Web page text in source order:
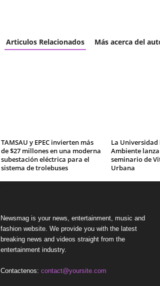
Articulos Relacionados Más acerca del
TAMSAU y EPEC invierten más
de $27 millones en una moderna
subestación eléctrica para el
sistema de trolebuses
La Universidad
Ambiente
seminario de
Urbana
Newsmag is your news, entertainment, music and
fashion website. We provide you with the latest
breaking news and videos straight from the
entertainment industry.
Contactenos: contact@yoursite.com